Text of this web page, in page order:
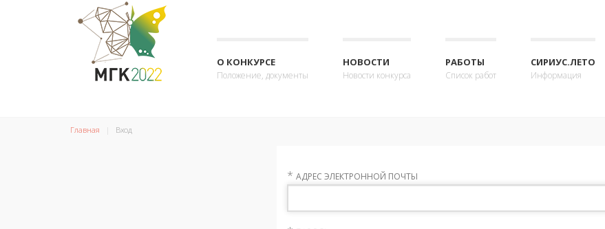
О КОНКУРСЕ
Положение, документы
НОВОСТИ
Новости конкурса
РАБОТЫ
Список работ
СИРИУС.ЛЕТО
Информация
Главная Вход
* АДРЕС ЭЛЕКТРОННОЙ ПОЧТЫ